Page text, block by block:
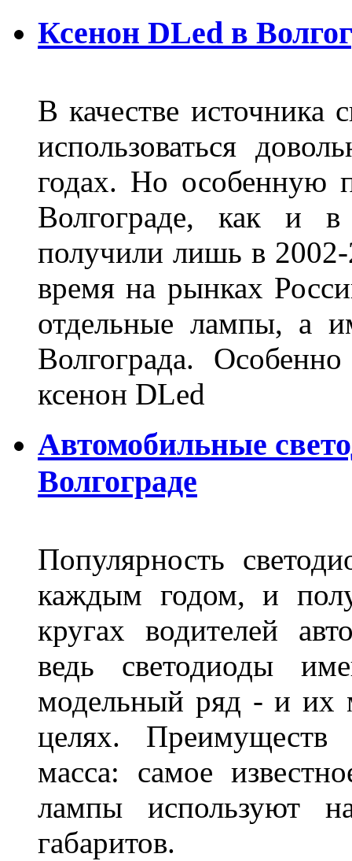
Ксенон DLed в
В качестве источника
использоваться
годах. Но особенную
Волгограде, как и
получили лишь в
время на рынках
отдельные лампы, а
Волгограда.
ксенон DLed
Автомобильные
Волгограде
Популярность
каждым годом, и
кругах водителей
ведь светодиоды
модельный ряд - и их
целях.
масса: самое
лампы используют
габаритов.